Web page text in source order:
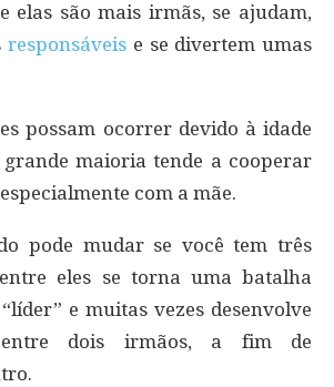
elas são mais irmãs, se ajudam,
responsáveis ​​e se divertem umas
possam ocorrer devido à idade
grande maioria tende a cooperar
com a mãe.
pode mudar se você tem três
eles se torna uma batalha
e muitas vezes desenvolve
dois irmãos, a fim de